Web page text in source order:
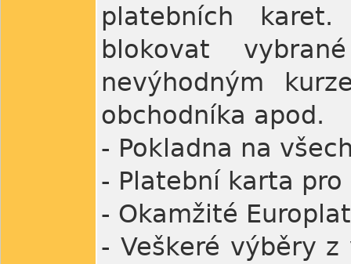
platebních
blokovat
nevýhodným
obchodníka apod.
- Pokladna na
- Platební karta
- Okamžité
- Veškeré výběry